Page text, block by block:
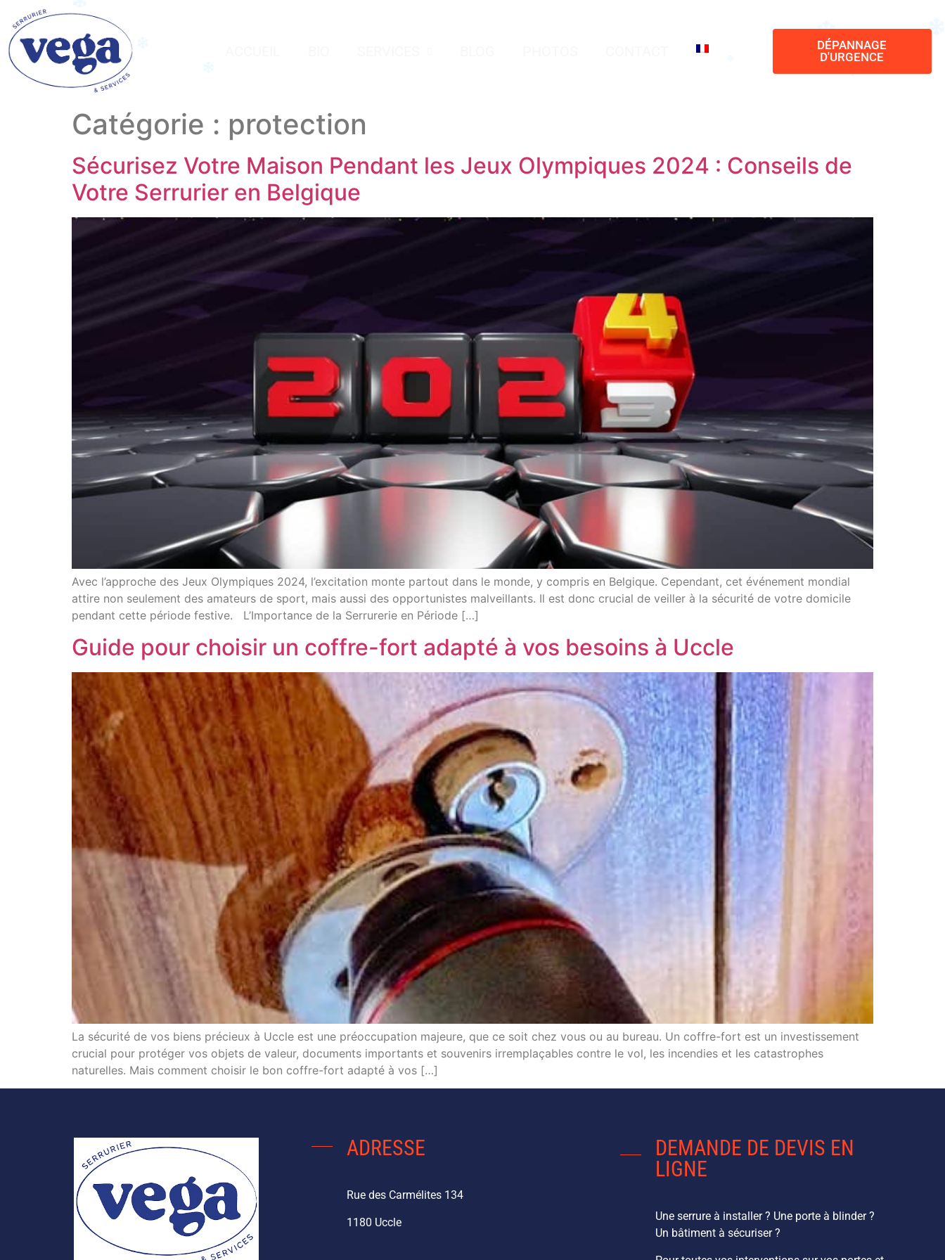
DÉPANNAGE
D'URGENCE
Catégorie : protection
Sécurisez Votre Maison Pendant les Jeux Olympiques 2024 : Conseils de
Votre Serrurier en Belgique
Avec l’approche des Jeux Olympiques 2024, l’excitation monte partout dans le monde, y compris en Belgique. Cependant, cet événement mondial
attire non seulement des amateurs de sport, mais aussi des opportunistes malveillants. Il est donc crucial de veiller à la sécurité de votre domicile
pendant cette période festive. L’Importance de la Serrurerie en Période […]
Guide pour choisir un coffre-fort adapté à vos besoins à Uccle
La sécurité de vos biens précieux à Uccle est une préoccupation majeure, que ce soit chez vous ou au bureau. Un coffre-fort est un investissement
crucial pour protéger vos objets de valeur, documents importants et souvenirs irremplaçables contre le vol, les incendies et les catastrophes
naturelles. Mais comment choisir le bon coffre-fort adapté à vos […]
ADRESSE
Rue des Carmélites 134
1180 Uccle
DEMANDE DE DEVIS EN
LIGNE
Une serrure à installer ? Une porte à blinder ?
Un bâtiment à sécuriser ?